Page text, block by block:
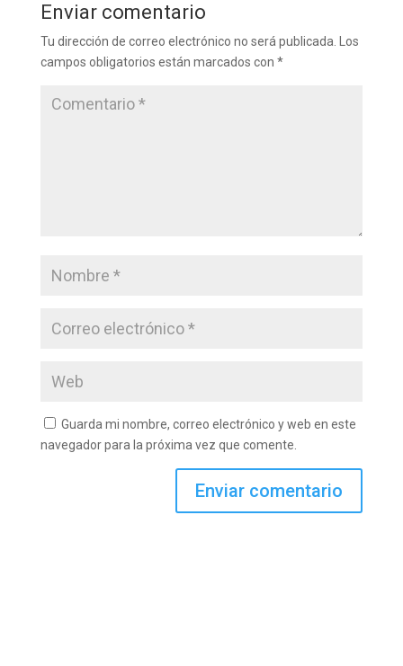
Enviar comentario
Tu dirección de correo electrónico no será publicada.
Los
campos obligatorios están marcados con *
Guarda mi nombre, correo electrónico y web en este
navegador para la próxima vez que comente.